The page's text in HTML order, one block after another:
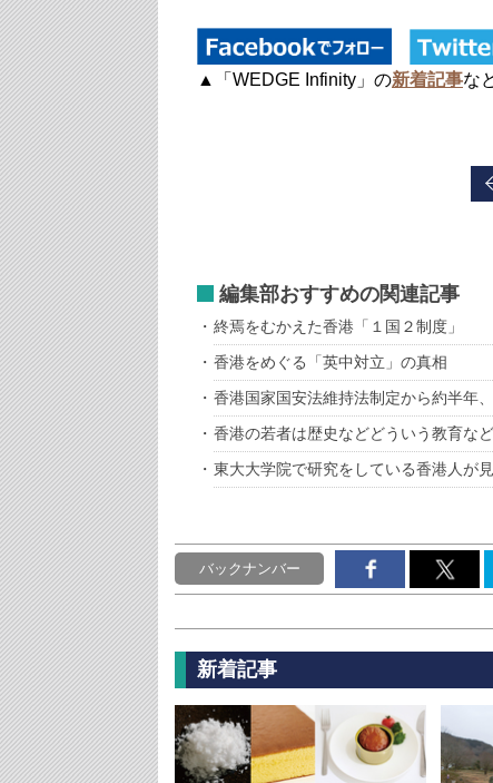
▲「WEDGE Infinity」の新着記事な
編集部おすすめの関連記事
終焉をむかえた香港「１国２制度」
香港をめぐる「英中対立」の真相
香港国家国安法維持法制定から約半年
香港の若者は歴史などどういう教育な
東大大学院で研究をしている香港人が
バックナンバー
新着記事